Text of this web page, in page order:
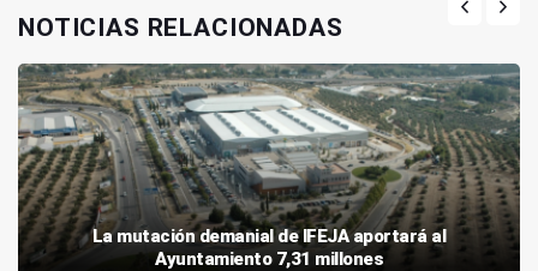
NOTICIAS RELACIONADAS
La mutación demanial de IFEJA aportará al
Ayuntamiento 7,31 millones